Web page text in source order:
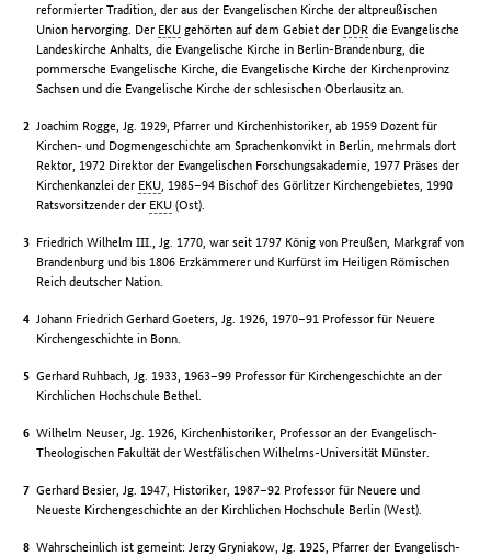
reformierter Tradition, der aus der Evangelischen Kirche der altpreußischen
Union hervorging. Der EKU gehörten auf dem Gebiet der DDR die Evangelische
Landeskirche Anhalts, die Evangelische Kirche in Berlin-Brandenburg, die
pommersche Evangelische Kirche, die Evangelische Kirche der Kirchenprovinz
Sachsen und die Evangelische Kirche der schlesischen Oberlausitz an.
Joachim Rogge, Jg. 1929, Pfarrer und Kirchenhistoriker, ab 1959 Dozent für
Kirchen- und Dogmengeschichte am Sprachenkonvikt in Berlin, mehrmals dort
Rektor, 1972 Direktor der Evangelischen Forschungsakademie, 1977 Präses der
Kirchenkanzlei der EKU, 1985–94 Bischof des Görlitzer Kirchengebietes, 1990
Ratsvorsitzender der EKU (Ost).
Friedrich Wilhelm III., Jg. 1770, war seit 1797 König von Preußen, Markgraf von
Brandenburg und bis 1806 Erzkämmerer und Kurfürst im Heiligen Römischen
Reich deutscher Nation.
Johann Friedrich Gerhard Goeters, Jg. 1926, 1970–91 Professor für Neuere
Kirchengeschichte in Bonn.
Gerhard Ruhbach, Jg. 1933, 1963–99 Professor für Kirchengeschichte an der
Kirchlichen Hochschule Bethel.
Wilhelm Neuser, Jg. 1926, Kirchenhistoriker, Professor an der Evangelisch-
Theologischen Fakultät der Westfälischen Wilhelms-Universität Münster.
Gerhard Besier, Jg. 1947, Historiker, 1987–92 Professor für Neuere und
Neueste Kirchengeschichte an der Kirchlichen Hochschule Berlin (West).
Wahrscheinlich ist gemeint: Jerzy Gryniakow, Jg. 1925, Pfarrer der Evangelisch-